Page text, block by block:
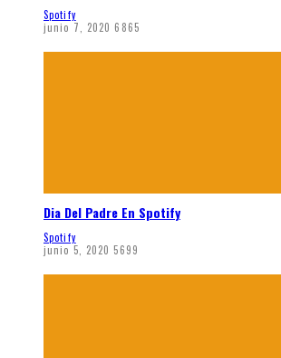
Spotify
junio 7, 2020 6865
Dia Del Padre En Spotify
Spotify
junio 5, 2020 5699